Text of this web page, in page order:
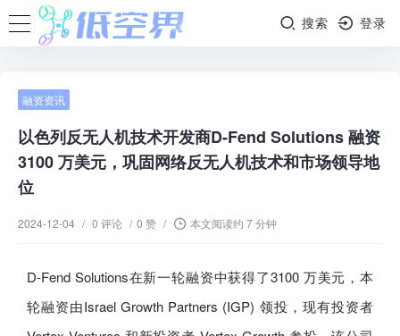
搜索 登录
融资资讯
以色列反无人机技术开发商D-Fend Solutions 融资
3100 万美元，巩固网络反无人机技术和市场领导地
位
2024-12-04 / 0 评论 / 0 赞 / 本文阅读约 7 分钟
D-Fend Solutions在新一轮融资中获得了3100 万美元，本
轮融资由Israel Growth Partners (IGP) 领投，现有投资者